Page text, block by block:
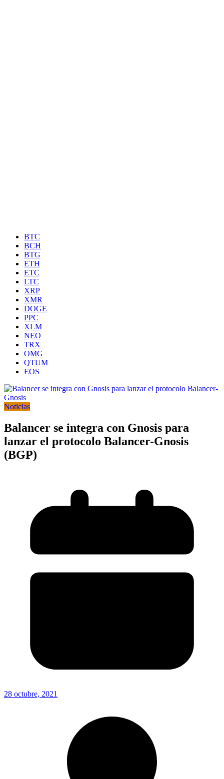
BTC
BCH
BTG
ETH
ETC
LTC
XRP
XMR
DOGE
PPC
XLM
NEO
TRX
OMG
QTUM
EOS
Noticias
Balancer se integra con Gnosis para
lanzar el protocolo Balancer-Gnosis
(BGP)
28 octubre, 2021